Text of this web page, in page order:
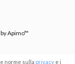
Apimo™
norme sulla privacy e i